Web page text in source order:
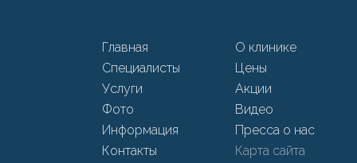
Главная
О клинике
Специалисты
Цены
Услуги
Акции
Фото
Видео
Информация
Пресса о нас
Контакты
Карта сайта